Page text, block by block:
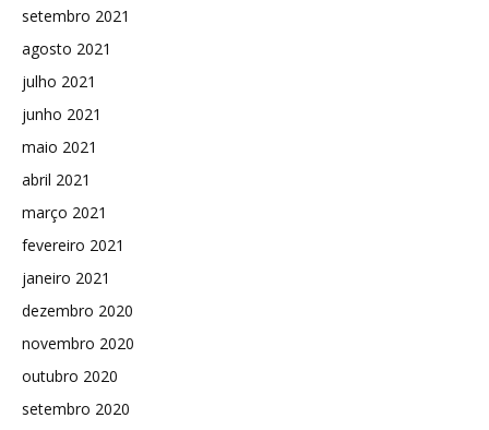
setembro 2021
agosto 2021
julho 2021
junho 2021
maio 2021
abril 2021
março 2021
fevereiro 2021
janeiro 2021
dezembro 2020
novembro 2020
outubro 2020
setembro 2020